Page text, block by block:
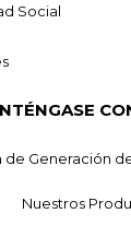
Social
de Generación
Nuestros